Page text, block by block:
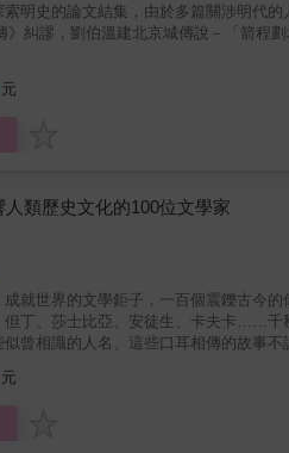
索明史的論文結集，由於多篇關涉明代
》糾謬，劉伯溫建北京城傳說－「箭程
元
人類歷史文化的100位文學家
成就世界的文學鉅子，一百個震鑠古今
丁、莎士比亞、安徒生、卡夫卡……千
似曾相識的人名、這些口耳相傳的故事
握廣闊的世界文學世界！
元